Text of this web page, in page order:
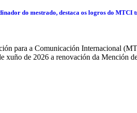
do mestrado, destaca os logros do
para a Comunicación Internacional
xuño de 2026 a renovación da Mención